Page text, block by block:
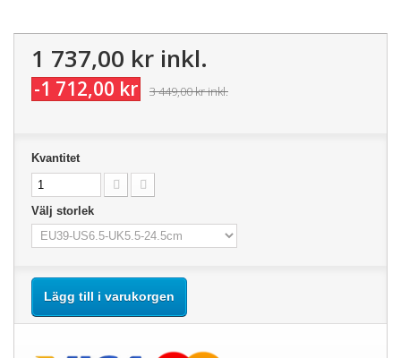
1 737,00 kr inkl.
-1 712,00 kr 3 449,00 krinkl.
Kvantitet
Välj storlek
Lägg till i varukorgen